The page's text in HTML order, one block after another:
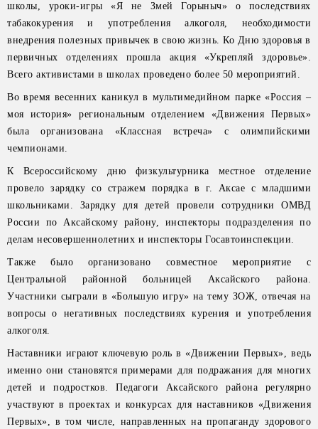
школы, уроки-игры «Я не Змей Горыныч» о последствиях
табакокурения и употребления алкоголя, необходимости
внедрения полезных привычек в свою жизнь. Ко Дню здоровья в
первичных отделениях прошла акция «Укрепляй здоровье».
Всего активистами в школах проведено более 50 мероприятий.
Во время весенних каникул в мультимедийном парке «Россия –
моя история» региональным отделением «Движения Первых»
была организована «Классная встреча» с олимпийскими
чемпионами.
К Всероссийскому дню физкультурника местное отделение
провело зарядку со стражем порядка в г. Аксае с младшими
школьниками. Зарядку для детей провели сотрудники ОМВД
России по Аксайскому району, инспекторы подразделения по
делам несовершеннолетних и инспекторы Госавтоинспекции.
Также было организовано совместное мероприятие с
Центральной районной больницей Аксайского района.
Участники сыграли в «Большую игру» на тему ЗОЖ, отвечая на
вопросы о негативных последствиях курения и употребления
алкоголя.
Наставники играют ключевую роль в «Движении Первых», ведь
именно они становятся примерами для подражания для многих
детей и подростков. Педагоги Аксайского района регулярно
участвуют в проектах и конкурсах для наставников «Движения
Первых», в том числе, направленных на пропаганду здорового